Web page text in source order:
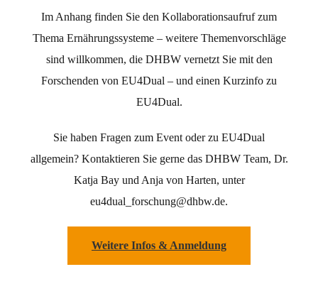
Im Anhang finden Sie den Kollaborationsaufruf zum
Thema Ernährungssysteme – weitere Themenvorschläge
sind willkommen, die DHBW vernetzt Sie mit den
Forschenden von EU4Dual – und einen Kurzinfo zu
EU4Dual.
Sie haben Fragen zum Event oder zu EU4Dual
allgemein? Kontaktieren Sie gerne das DHBW Team, Dr.
Katja Bay und Anja von Harten, unter
eu4dual_forschung@dhbw.de.
Weitere Infos & Anmeldung